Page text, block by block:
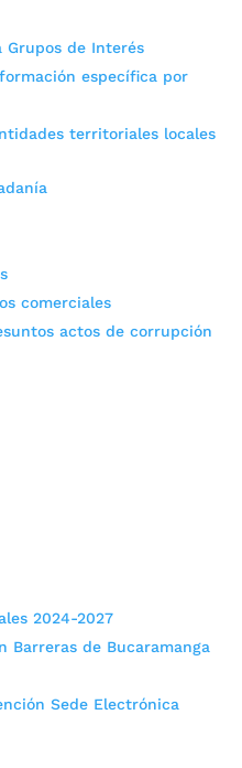
Grupos de Interés
específica por
territoriales locales
comerciales
actos de corrupción
2024-2027
Barreras de Bucaramanga
Sede Electrónica
del
de $35 millones. Se
asistentes
Fotografía: Prensa
Instituto Municipal de
de
de